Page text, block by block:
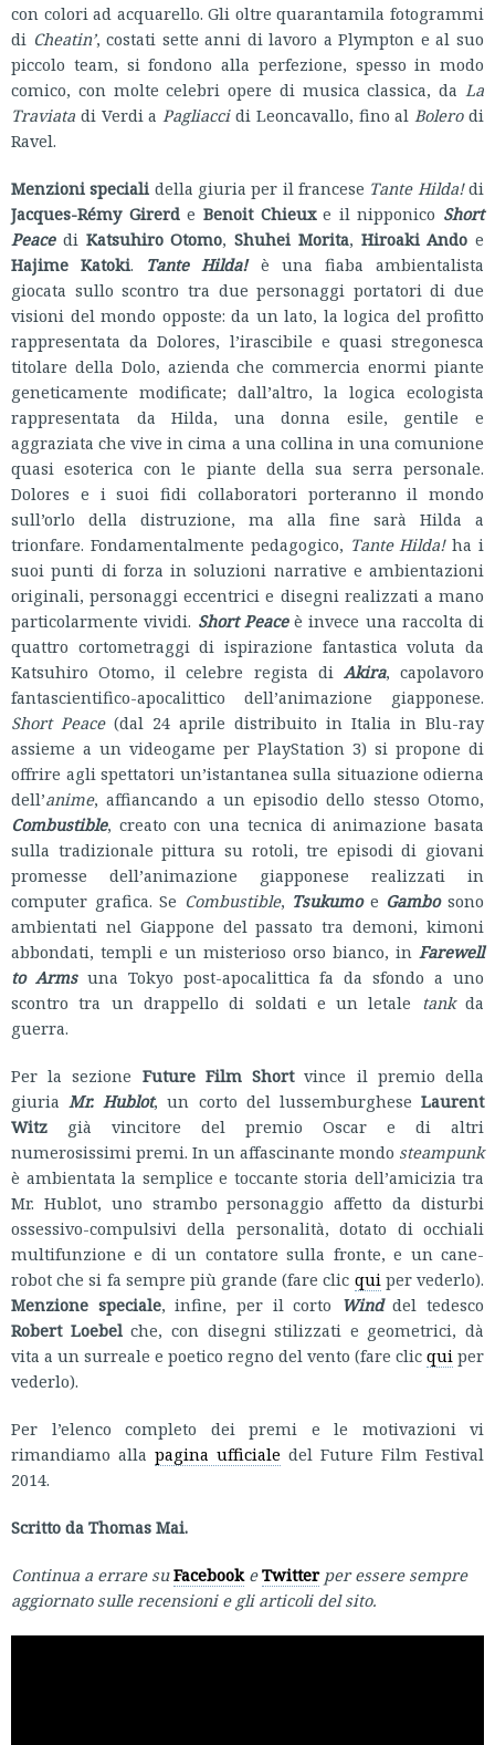
con colori ad acquarello. Gli oltre quarantamila fotogrammi
di Cheatin’, costati sette anni di lavoro a Plympton e al suo
piccolo team, si fondono alla perfezione, spesso in modo
comico, con molte celebri opere di musica classica, da La
Traviata di Verdi a Pagliaccidi Leoncavallo, fino al Bolerodi
Ravel.
Menzioni speciali della giuria per il francese Tante Hilda!di
Jacques-Rémy Girerde Benoit Chieuxe il nipponico Short
Peacedi Katsuhiro Otomo, Shuhei Morita, Hiroaki Ando e
Hajime Katoki. Tante Hilda!è una fiaba ambientalista
giocata sullo scontro tra due personaggi portatori di due
visioni del mondo opposte: da un lato, la logica del profitto
rappresentata da Dolores, l’irascibile e quasi stregonesca
titolare della Dolo, azienda che commercia enormi piante
geneticamente modificate; dall’altro, la logica ecologista
rappresentata da Hilda, una donna esile, gentile e
aggraziata che vive in cima a una collina in una comunione
quasi esoterica con le piante della sua serra personale.
Dolores e i suoi fidi collaboratori porteranno il mondo
sull’orlo della distruzione, ma alla fine sarà Hilda a
trionfare. Fondamentalmente pedagogico, Tante Hilda!ha i
suoi punti di forza in soluzioni narrative e ambientazioni
originali, personaggi eccentrici e disegni realizzati a mano
particolarmente vividi. Short Peaceè invece una raccolta di
quattro cortometraggi di ispirazione fantastica voluta da
Katsuhiro Otomo, il celebre regista di Akira, capolavoro
fantascientifico-apocalittico dell’animazione giapponese.
Short Peace(dal 24 aprile distribuito in Italia in Blu-ray
assieme a un videogame per PlayStation 3) si propone di
offrire agli spettatori un’istantanea sulla situazione odierna
dell’anime, affiancando a un episodio dello stesso Otomo,
Combustible, creato con una tecnica di animazione basata
sulla tradizionale pittura su rotoli, tre episodi di giovani
promesse dell’animazione giapponese realizzati in
computer grafica. Se Combustible, Tsukumoe Gambosono
ambientati nel Giappone del passato tra demoni, kimoni
abbondati, templi e un misterioso orso bianco, in Farewell
to Armsuna Tokyo post-apocalittica fa da sfondo a uno
scontro tra un drappello di soldati e un letale tankda
guerra.
Per la sezione Future Film Shortvince il premio della
giuria Mr. Hublot, un corto del lussemburgheseLaurent
Witz già vincitore del premio Oscar e di altri
numerosissimi premi. In un affascinante mondo steampunk
è ambientata la semplice e toccante storia dell’amicizia tra
Mr. Hublot, uno strambo personaggio affetto da disturbi
ossessivo-compulsivi della personalità, dotato di occhiali
multifunzione e di un contatore sulla fronte, e un cane-
robot che si fa sempre più grande (fare clic qui per vederlo).
Menzione speciale, infine, per il corto Winddel tedesco
Robert Loebelche, con disegni stilizzati e geometrici, dà
vita a un surreale e poetico regno del vento (fare clic qui per
vederlo).
Per l’elenco completo dei premi e le motivazioni vi
rimandiamo alla pagina ufficiale del Future Film Festival
2014.
Scritto da Thomas Mai.
Continua a errare suFacebookeTwitter per essere sempre
aggiornato sulle recensioni e gli articoli del sito.